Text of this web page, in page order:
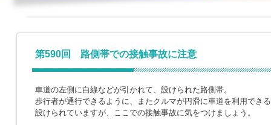
第590回 路側帯での接触事故に注意
車道の左側に白線などが引かれて、設けられた路側帯。
歩行者が通行できるように、またクルマが円滑に車道を利用でき
設けられていますが、ここでの接触事故に気をつけましょう。